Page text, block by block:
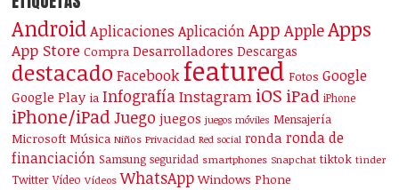
Android Aplicaciones Aplicación App AppleApps
App Store Compra Desarrolladores Descargas
destacado Facebook featured Fotos Google
Google Play ia InfografíaInstagram iOS iPad iPhone
iPhone/iPad Juego juegos juegos móviles Mensajería
Microsoft Música Niños Privacidad Red social ronda ronda de
financiación Samsung seguridad smartphones Snapchat tiktok tinder
Twitter Vídeo Vídeos WhatsApp Windows Phone